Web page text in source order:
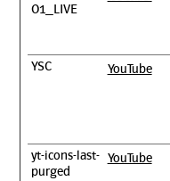
O1_LIVE
YSC YouTube
yt-icons-last-
purged
YouTube